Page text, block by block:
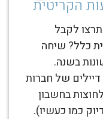
הקריטית
לקבל
ריבית כלל? שיחה
בשנה.
של חברות
בחשבון
כמו כעשיו).